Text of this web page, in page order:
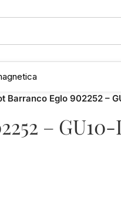
Barranco Eglo 902252 –
–